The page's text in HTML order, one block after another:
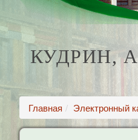
КУДРИН,
Главная Электронный